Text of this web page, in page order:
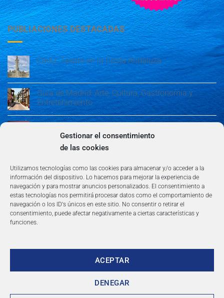
Gestionar el consentimiento
de las cookies
Utilizamos tecnologías como las cookies para almacenar y/o acceder a la
información del dispositivo. Lo hacemos para mejorar la experiencia de
navegación y para mostrar anuncios personalizados. El consentimiento a
estas tecnologías nos permitirá procesar datos como el comportamiento de
navegación o los ID's únicos en este sitio. No consentir o retirar el
consentimiento, puede afectar negativamente a ciertas características y
funciones.
ACEPTAR
DENEGAR
PUBLIACIONES DESTACADAS
Cádiz: Tesoro en la Costa Andaluza
Guía de Madrid: Arte, Cultura, Gastronomía y
Entretenimiento
Guía de Madrid: Arte, Cultura, Gastronomía y
Entretenimiento
Copyright 2026 ©360group.es